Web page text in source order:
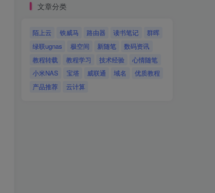
文章分类
陌上云 铁威马 路由器 读书笔记
群晖
绿联ugnas
极空间 新随笔
数码资讯
教程转载
教程学习 技术经验
心情随笔
小米NAS
宝塔 威联通 域名
优质教程
产品推荐
云计算